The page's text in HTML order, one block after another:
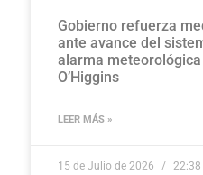
Gobierno refuerza
ante avance del
alarma meteorológica
O’Higgins
LEER MÁS »
15 de Julio de 2026 22:38